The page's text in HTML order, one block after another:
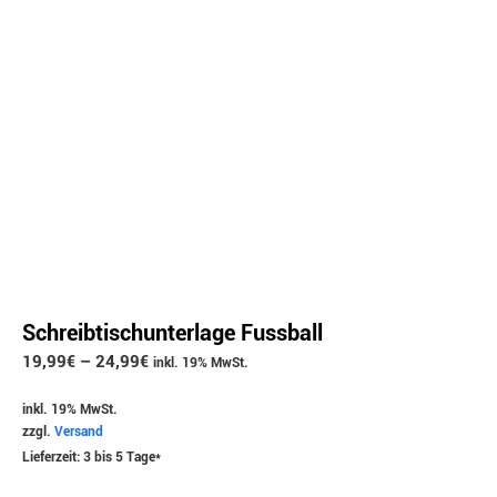
Schreibtischunterlage Fussball
19,99€ – 24,99€ inkl. 19% MwSt.
inkl. 19% MwSt.
zzgl. Versand
Lieferzeit: 3 bis 5 Tage*